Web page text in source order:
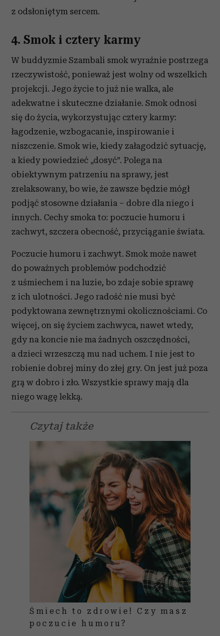
z odsłoniętym sercem.
4. Smok i cztery karmy
W buddyzmie Szambali smok wyraźnie postrzega
rzeczywistość, ponieważ jest wolny od wszelkich
projekcji. Jego życie to już nie walka, ale
adekwatne i skuteczne działanie. Smok odnosi
się do życia, wykorzystując cztery karmy:
łagodzenie, wzbogacanie, inspirowanie i
niszczenie. Smok wie, kiedy załagodzić sytuację,
a kiedy powiedzieć „dosyć”. Polega na
obiektywnym patrzeniu na sprawy, jest
zrelaksowany, bo wie, że zawsze będzie mógł
podjąć stosowne działania – dobre dla niego i
innych. Cechy smoka to: poczucie humoru i
zachwyt, szczera obecność, przyciąganie świata.
Poczucie humoru i zachwyt. Smok może nawet
do poważnych problemów podchodzić
z uśmiechem i na luzie, bo zdaje sobie sprawę
z ich ulotności. Jego radość nie musi być
podyktowana zewnętrznymi okolicznościami. Co
więcej, on się życiem zachwyca, nawet wtedy,
gdy na koncie nie ma żadnych oszczędności,
a dzieci wrzeszczą mu nad uchem. I nie jest to
robienie dobrej miny do złej gry. On jest już poza
grą w dobro i zło. Wszystkie sprawy mają dla
niego wagę lekką.
Czytaj także
Śmiech to zdrowie! Czy masz
poczucie humoru?